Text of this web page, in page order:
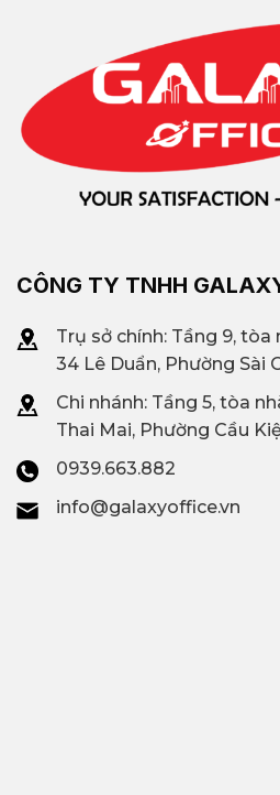
CÔNG TY TNHH
Trụ sở chính: Tầng 9,
34 Lê Duẩn, Phường Sài
Chi nhánh: Tầng 5, tòa
Thai Mai, Phường Cầu
0939.663.882
info@galaxyoffice.vn